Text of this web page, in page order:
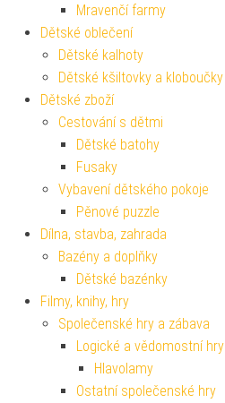
Mravenčí farmy
Dětské oblečení
Dětské kalhoty
Dětské kšiltovky a kloboučky
Dětské zboží
Cestování s dětmi
Dětské batohy
Fusaky
Vybavení dětského pokoje
Pěnové puzzle
Dílna, stavba, zahrada
Bazény a doplňky
Dětské bazénky
Filmy, knihy, hry
Společenské hry a zábava
Logické a vědomostní hry
Hlavolamy
Ostatní společenské hry